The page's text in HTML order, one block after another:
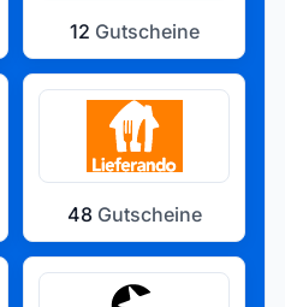
12 Gutscheine
48Gutscheine